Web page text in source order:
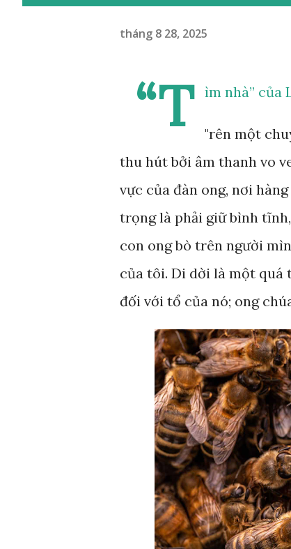
tháng 8 28, 2025
“T ìm nhà” của
"rên một
thu hút bởi âm thanh vo
vực của đàn ong, nơi
trọng là phải giữ bình
con ong bò trên người
của tôi. Di dời là một
đối với tổ của nó; ong